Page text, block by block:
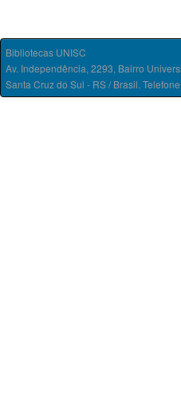
Bibliotecas UNISC
Av. Independência, 2293, Bairro
Santa Cruz do Sul - RS / Brasil.